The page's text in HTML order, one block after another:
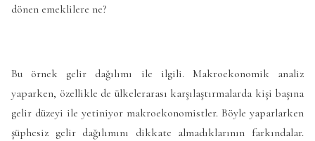
dönen emeklilere ne?
Bu örnek gelir dağılımı ile ilgili. Makroekonomik analiz
yaparken, özellikle de ülkelerarası karşılaştırmalarda kişi başına
gelir düzeyi ile yetiniyor makroekonomistler. Böyle yaparlarken
şüphesiz gelir dağılımını dikkate almadıklarının farkındalar.